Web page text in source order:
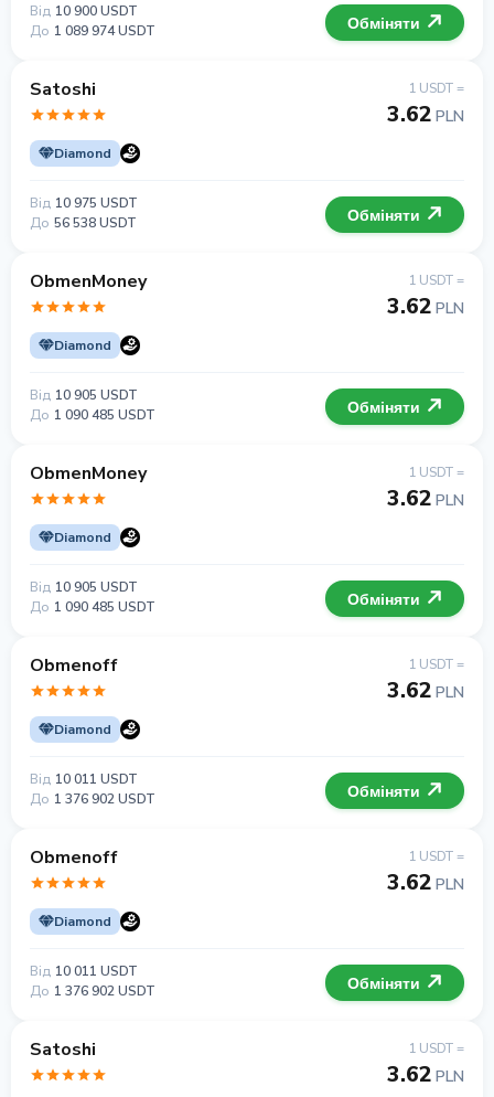
Від 10 900 USDT
До 1 089 974 USDT Обміняти
Satoshi
Diamond
1 USDT =
3.62 PLN
Від 10 975 USDT
До 56 538 USDT Обміняти
ObmenMoney
Diamond
1 USDT =
3.62 PLN
Від 10 905 USDT
До 1 090 485 USDT Обміняти
ObmenMoney
Diamond
1 USDT =
3.62 PLN
Від 10 905 USDT
До 1 090 485 USDT Обміняти
Obmenoff
Diamond
1 USDT =
3.62 PLN
Від 10 011 USDT
До 1 376 902 USDT Обміняти
Obmenoff
Diamond
1 USDT =
3.62 PLN
Від 10 011 USDT
До 1 376 902 USDT Обміняти
Satoshi 1 USDT =
3.62 PLN